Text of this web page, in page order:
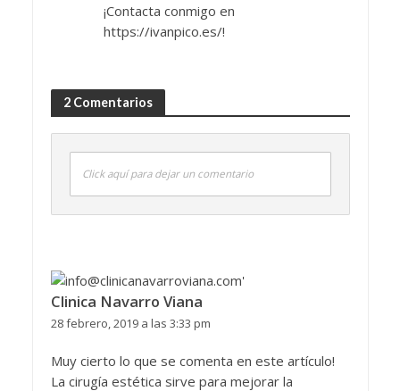
¡Contacta conmigo en
https://ivanpico.es/!
2 Comentarios
Click aquí para dejar un comentario
Clinica Navarro Viana
28 febrero, 2019 a las 3:33 pm
Muy cierto lo que se comenta en este artículo!
La cirugía estética sirve para mejorar la